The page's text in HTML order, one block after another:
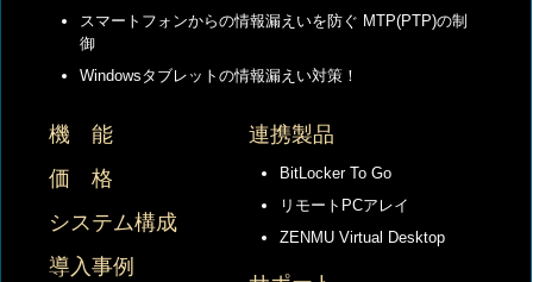
スマートフォンからの情報漏えいを防ぐ MTP(PTP)の制
御
Windowsタブレットの情報漏えい対策！
機 能
価 格
システム構成
導入事例
連携製品
BitLocker To Go
リモートPCアレイ
ZENMU Virtual Desktop